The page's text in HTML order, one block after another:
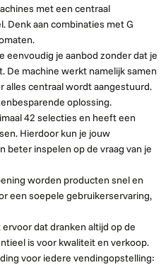
met een centraal
Denk aan combinaties met G
eenvoudig je aanbod zonder dat je
De machine werkt namelijk samen
alles centraal wordt aangestuurd.
oplossing.
42 selecties en heeft een
Hierdoor kun je jouw
beter inspelen op de vraag van je
worden producten snel en
een soepele gebruikerservaring,
dat dranken altijd op de
is voor kwaliteit en verkoop.
voor iedere vendingopstelling: